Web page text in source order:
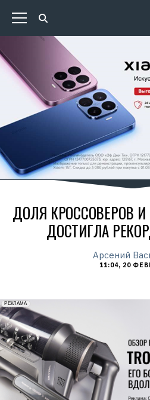
ДОЛЯ КРОССОВЕРОВ
ДОСТИГЛА
Арсений
11:04, 20
erid: 2VfnxxmNzs5
РЕКЛАМА